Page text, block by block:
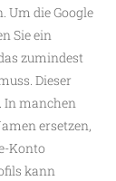
Um die Google
Sie ein
zumindest
Dieser
In manchen
ersetzen,
Konto
kann